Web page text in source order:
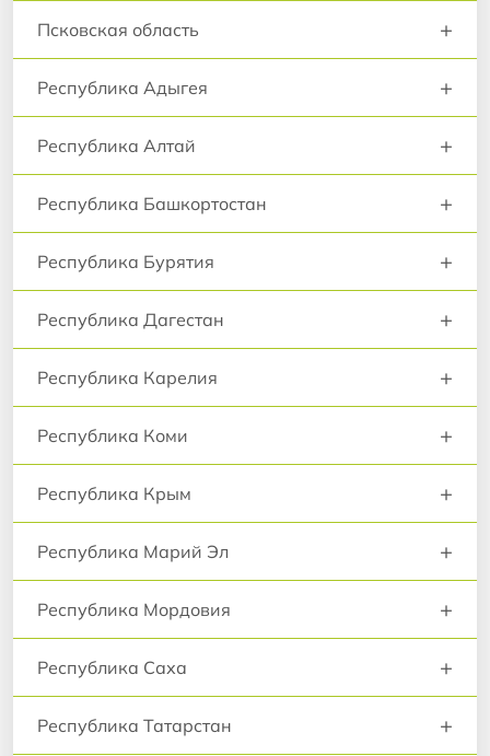
Псковская область +
Республика Адыгея +
Республика Алтай +
Республика Башкортостан +
Республика Бурятия +
Республика Дагестан +
Республика Карелия +
Республика Коми +
Республика Крым +
Республика Марий Эл +
Республика Мордовия +
Республика Саха +
Республика Татарстан +